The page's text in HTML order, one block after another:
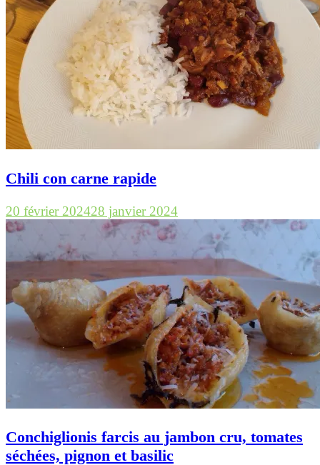
Chili con carne rapide
20 février 202428 janvier 2024
Conchiglionis farcis au jambon cru, tomates
séchées, pignon et basilic